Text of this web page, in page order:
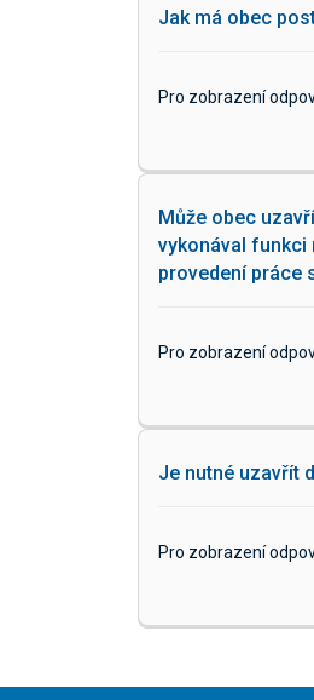
Jak má obec
Pro zobrazení
Může obec
vykonával funkci
provedení práce
Pro zobrazení
Je nutné uzavřít
Pro zobrazení